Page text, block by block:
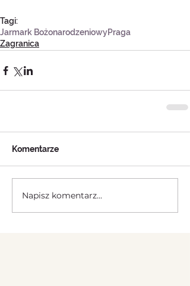
Tagi:
Jarmark BożonarodzeniowyPraga
Zagranica
Komentarze
Napisz komentarz...